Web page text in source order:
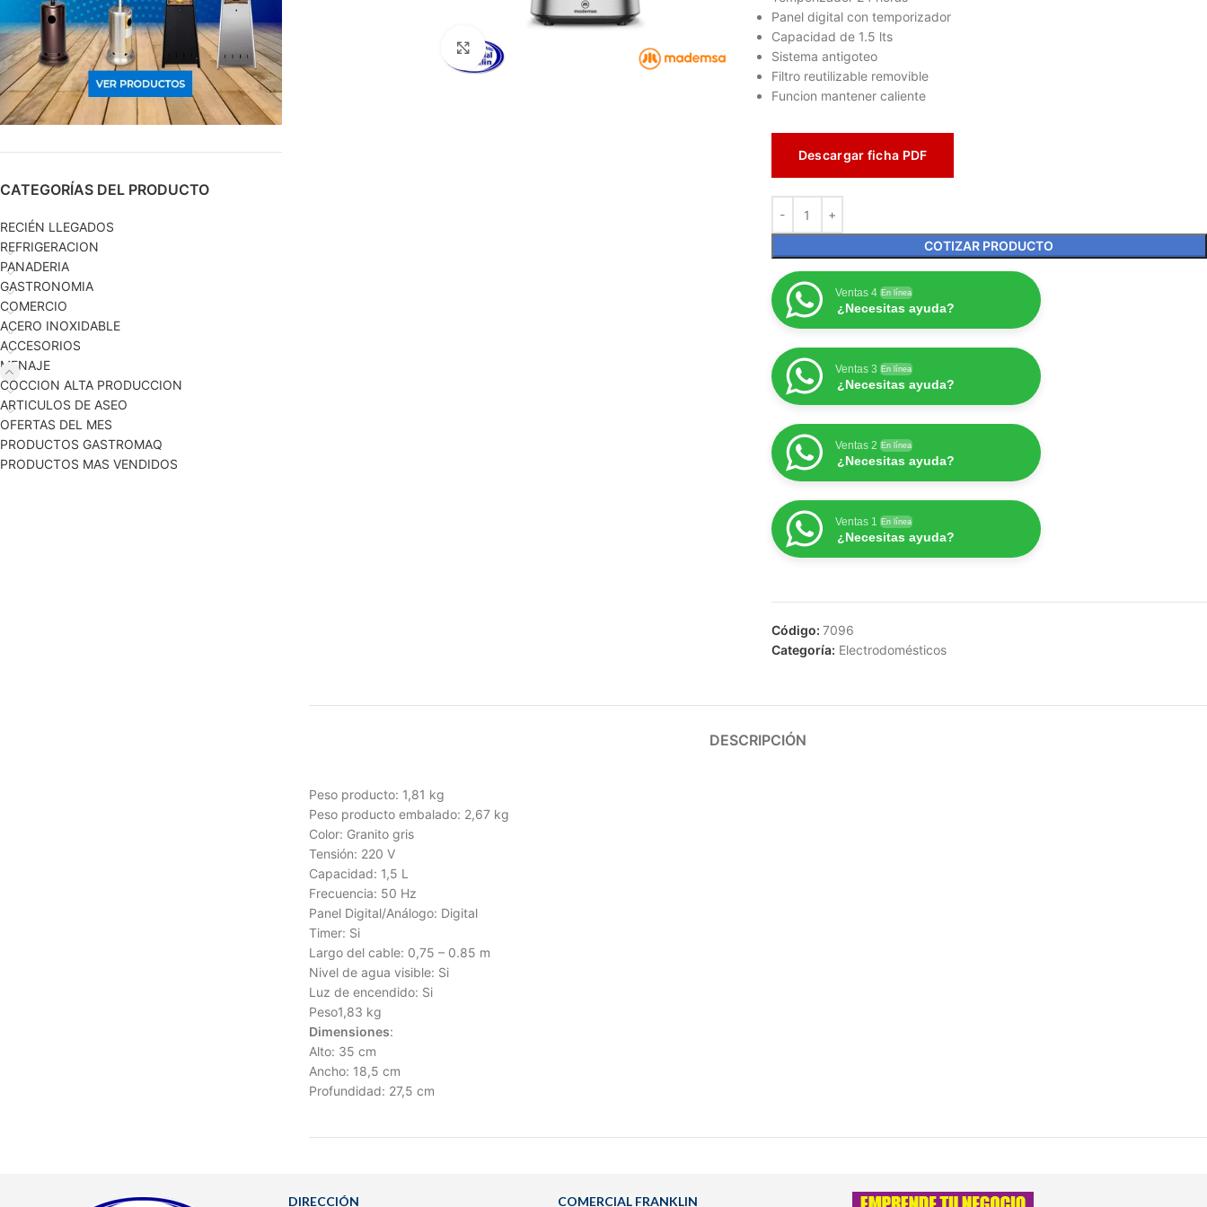
CATEGORÍAS DEL PRODUCTO
RECIÉN LLEGADOS
REFRIGERACION
PANADERIA
GASTRONOMIA
COMERCIO
ACERO INOXIDABLE
ACCESORIOS
MENAJE
COCCION ALTA PRODUCCION
ARTICULOS DE ASEO
OFERTAS DEL MES
PRODUCTOS GASTROMAQ
PRODUCTOS MAS VENDIDOS
Haga clic para ampliar
Panel digital con temporizador
Capacidad de 1.5 lts
Sistema antigoteo
Filtro reutilizable removible
Funcion mantener caliente
Descargar ficha PDF
COTIZAR PRODUCTO
Ventas 4 En línea
¿Necesitas ayuda?
Ventas 3 En línea
¿Necesitas ayuda?
Ventas 2 En línea
¿Necesitas ayuda?
Ventas 1 En línea
¿Necesitas ayuda?
Código: 7096
Categoría: Electrodomésticos
DESCRIPCIÓN
Peso producto: 1,81 kg
Peso producto embalado: 2,67 kg
Color: Granito gris
Tensión: 220 V
Capacidad: 1,5 L
Frecuencia: 50 Hz
Panel Digital/Análogo: Digital
Timer: Si
Largo del cable: 0,75 – 0.85 m
Nivel de agua visible: Si
Luz de encendido: Si
Peso1,83 kg
Dimensiones:
Alto: 35 cm
Ancho: 18,5 cm
Profundidad: 27,5 cm
DIRECCIÓN COMERCIAL FRANKLIN